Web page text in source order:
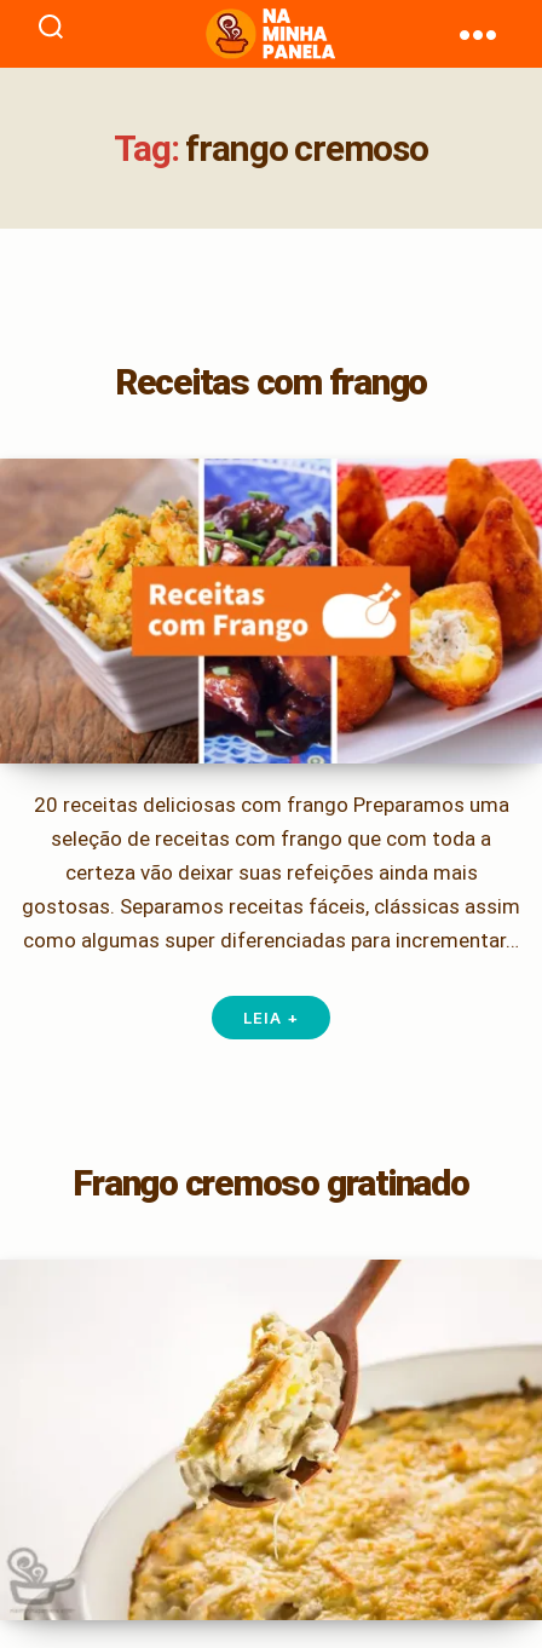
naminhapanela.com
Tag: frango cremoso
Receitas com frango
20 receitas deliciosas com frango Preparamos uma
seleção de receitas com frango que com toda a
certeza vão deixar suas refeições ainda mais
gostosas. Separamos receitas fáceis, clássicas assim
como algumas super diferenciadas para incrementar…
LEIA +
Frango cremoso gratinado